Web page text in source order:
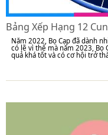
Bảng Xếp Hạng 12
Năm 2022, Bọ Cạp đã dành
có lẽ vì thế mà năm 2023, Bọ
quả khá tốt và có cơ hội trở